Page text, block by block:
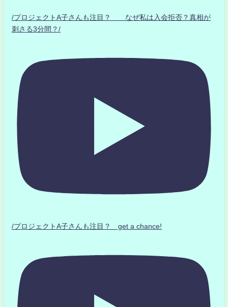
/プロジェクトA子さんも注目？ なぜ私は入会拒否？真相が
刺さる3分間？/
/プロジェクトA子さんも注目？ get a chance!